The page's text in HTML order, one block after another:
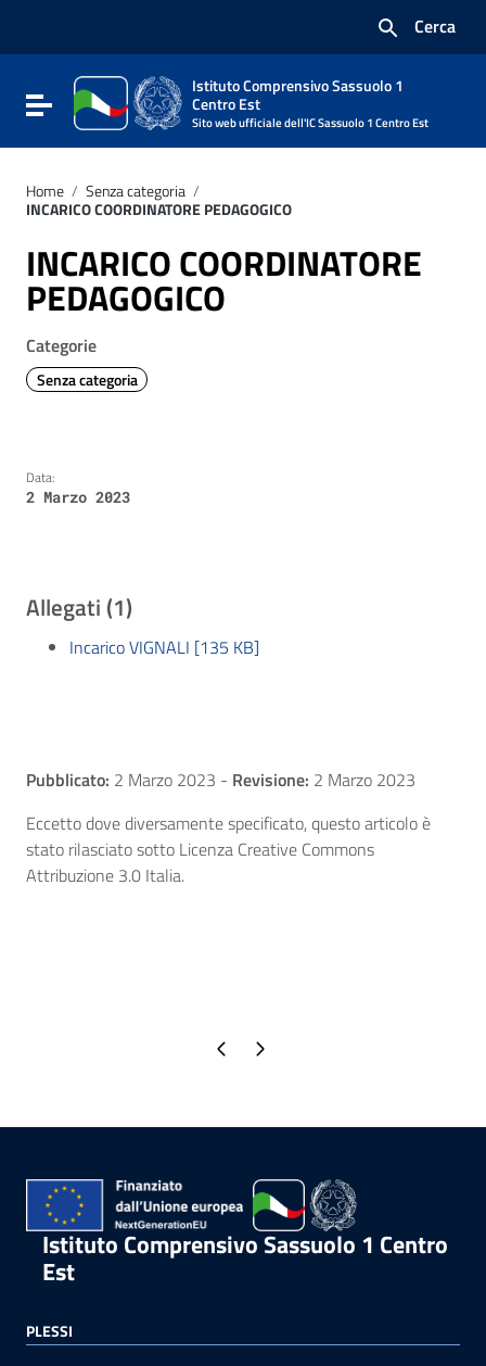
Vai al footer
Cerca
Attiva / disattiva la navigazione
Istituto Comprensivo Sassuolo 1
Centro Est
Sito web ufficiale dell'IC Sassuolo 1 Centro Est
Home / Senza categoria /
INCARICO COORDINATORE PEDAGOGICO
INCARICO COORDINATORE
PEDAGOGICO
Categorie
Senza categoria
Data:
2 Marzo 2023
Allegati (1)
Incarico VIGNALI [135 KB]
Pubblicato: 2 Marzo 2023 - Revisione: 2 Marzo 2023
Eccetto dove diversamente specificato, questo articolo è
stato rilasciato sotto Licenza Creative Commons
Attribuzione 3.0 Italia.
Pagina precedente
Pagina successiva
Istituto Comprensivo Sassuolo 1 Centro
Est
PLESSI